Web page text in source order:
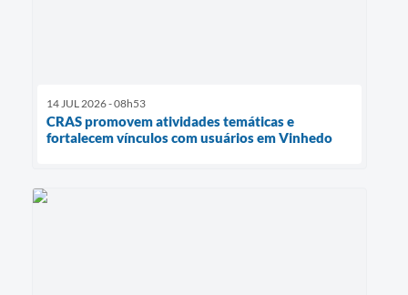
14 JUL 2026 - 08h53
CRAS promovem atividades temáticas e
fortalecem vínculos com usuários em Vinhedo